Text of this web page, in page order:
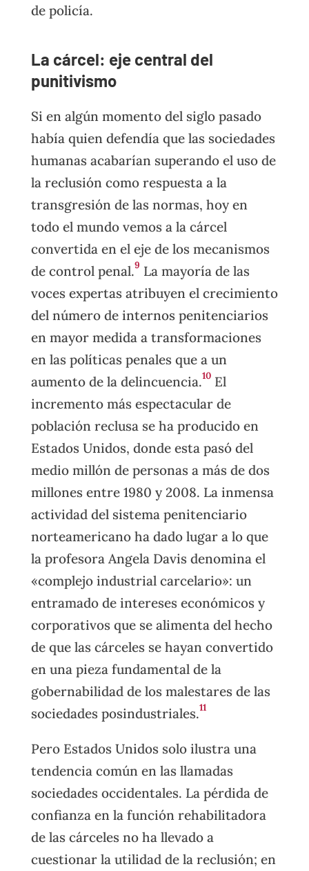
de policía.
La cárcel: eje central del
punitivismo
Si en algún momento del siglo pasado
había quien defendía que las sociedades
humanas acabarían superando el uso de
la reclusión como respuesta a la
transgresión de las normas, hoy en
todo el mundo vemos a la cárcel
convertida en el eje de los mecanismos
de control penal.9 La mayoría de las
voces expertas atribuyen el crecimiento
del número de internos penitenciarios
en mayor medida a transformaciones
en las políticas penales que a un
aumento de la delincuencia.10El
incremento más espectacular de
población reclusa se ha producido en
Estados Unidos, donde esta pasó del
medio millón de personas a más de dos
millones entre 1980 y 2008. La inmensa
actividad del sistema penitenciario
norteamericano ha dado lugar a lo que
la profesora Angela Davis denomina el
«complejo industrial carcelario»: un
entramado de intereses económicos y
corporativos que se alimenta del hecho
de que las cárceles se hayan convertido
en una pieza fundamental de la
gobernabilidad de los malestares de las
sociedades posindustriales.11
Pero Estados Unidos solo ilustra una
tendencia común en las llamadas
sociedades occidentales. La pérdida de
confianza en la función rehabilitadora
de las cárceles no ha llevado a
cuestionar la utilidad de la reclusión; en